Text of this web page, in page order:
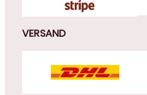
VERSAND